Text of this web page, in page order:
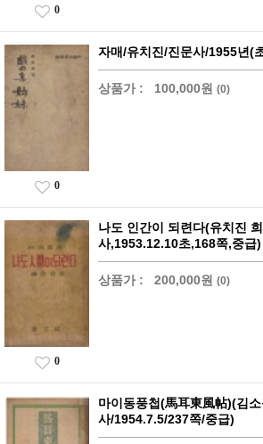
0
자매/유치진/진문사/1955년(
상품가 : 100,000원 (0)
0
나도 인간이 되련다(유치진
사,1953.12.10초,168쪽,중급)
상품가 : 200,000원 (0)
0
마이동풍첩(馬耳東風帖)(김
사/1954.7.5/237쪽/중급)